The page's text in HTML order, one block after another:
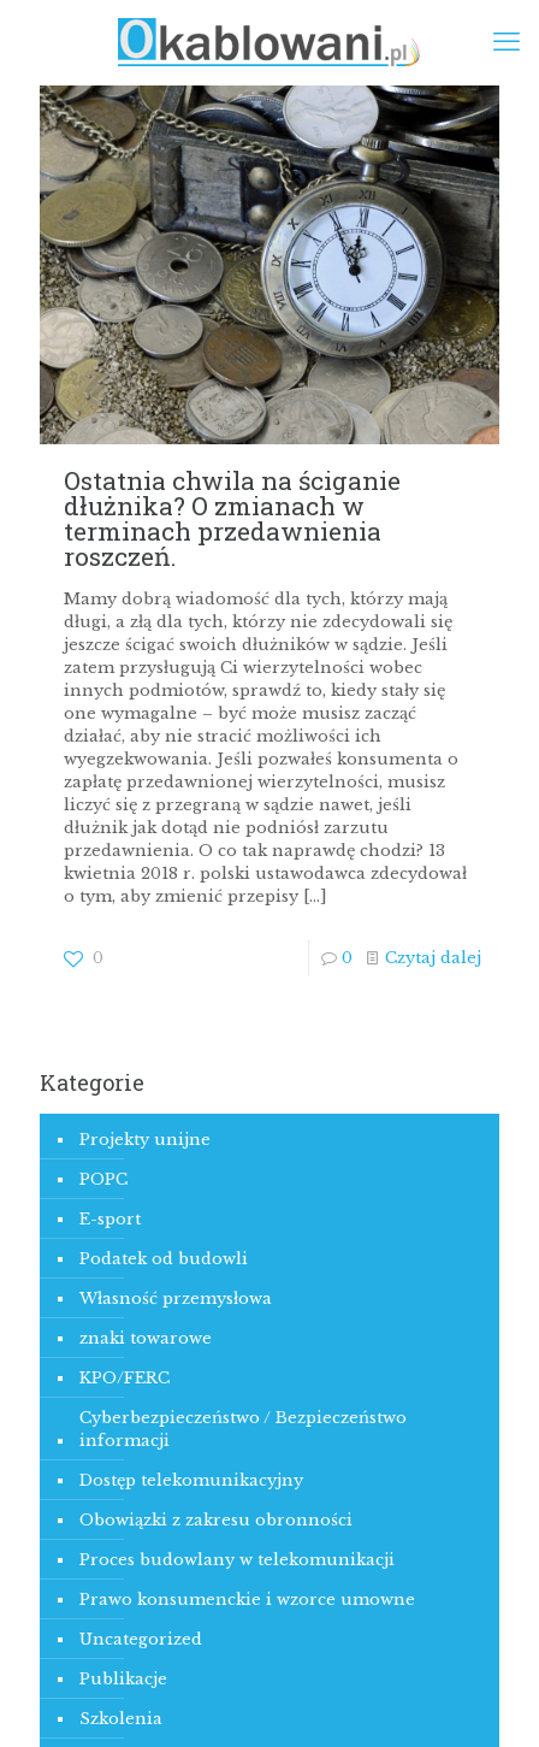
Ostatnia chwila na ściganie
dłużnika? O zmianach w
terminach przedawnienia
roszczeń.
Mamy dobrą wiadomość dla tych, którzy mają
długi, a złą dla tych, którzy nie zdecydowali się
jeszcze ścigać swoich dłużników w sądzie. Jeśli
zatem przysługują Ci wierzytelności wobec
innych podmiotów, sprawdź to, kiedy stały się
one wymagalne – być może musisz zacząć
działać, aby nie stracić możliwości ich
wyegzekwowania. Jeśli pozwałeś konsumenta o
zapłatę przedawnionej wierzytelności, musisz
liczyć się z przegraną w sądzie nawet, jeśli
dłużnik jak dotąd nie podniósł zarzutu
przedawnienia. O co tak naprawdę chodzi? 13
kwietnia 2018 r. polski ustawodawca zdecydował
o tym, aby zmienić przepisy […]
0 0 Czytaj dalej
Kategorie
Projekty unijne
POPC
E-sport
Podatek od budowli
Własność przemysłowa
znaki towarowe
KPO/FERC
Cyberbezpieczeństwo / Bezpieczeństwo
informacji
Dostęp telekomunikacyjny
Obowiązki z zakresu obronności
Proces budowlany w telekomunikacji
Prawo konsumenckie i wzorce umowne
Uncategorized
Publikacje
Szkolenia